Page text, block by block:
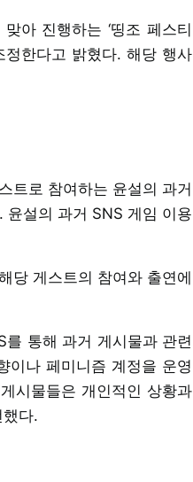
아 진행하는 ‘띵조 페스티
정한다고 밝혔다. 해당 행사
트로 참여하는 윤설의 과거
윤설의 과거 SNS 게임 이용
당 게스트의 참여와 출연에
통해 과거 게시물과 관련
이나 페미니즘 계정을 운영
시물들은 개인적인 상황과
다.